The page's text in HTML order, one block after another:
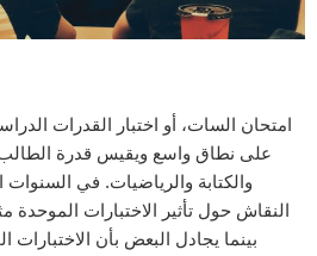
امتحان السات، أو اختبار القدرات
على نطاق واسع ويقيس قدرة
والكتابة والرياضيات. في السنوات
النقاش حول تأثير الاختبارات الموحدة
بينما يجادل البعض بأن الاختبارات